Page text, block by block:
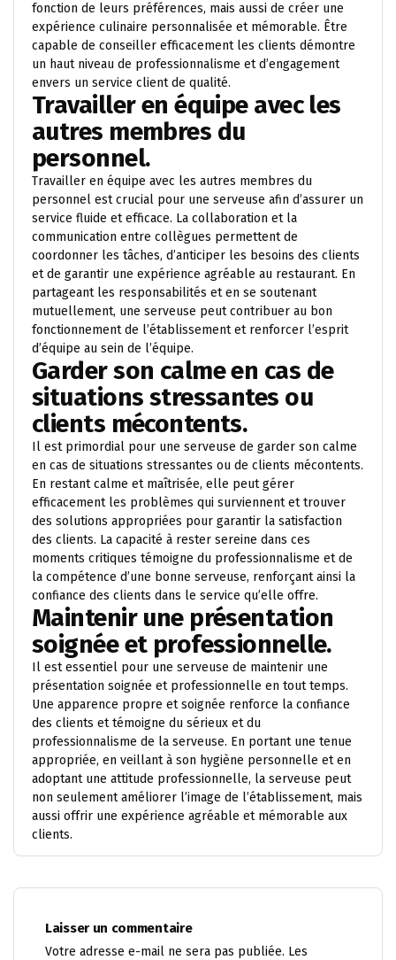
fonction de leurs préférences, mais aussi de créer une
expérience culinaire personnalisée et mémorable. Être
capable de conseiller efficacement les clients démontre
un haut niveau de professionnalisme et d’engagement
envers un service client de qualité.
Travailler en équipe avec les
autres membres du
personnel.
Travailler en équipe avec les autres membres du
personnel est crucial pour une serveuse afin d’assurer un
service fluide et efficace. La collaboration et la
communication entre collègues permettent de
coordonner les tâches, d’anticiper les besoins des clients
et de garantir une expérience agréable au restaurant. En
partageant les responsabilités et en se soutenant
mutuellement, une serveuse peut contribuer au bon
fonctionnement de l’établissement et renforcer l’esprit
d’équipe au sein de l’équipe.
Garder son calme en cas de
situations stressantes ou
clients mécontents.
Il est primordial pour une serveuse de garder son calme
en cas de situations stressantes ou de clients mécontents.
En restant calme et maîtrisée, elle peut gérer
efficacement les problèmes qui surviennent et trouver
des solutions appropriées pour garantir la satisfaction
des clients. La capacité à rester sereine dans ces
moments critiques témoigne du professionnalisme et de
la compétence d’une bonne serveuse, renforçant ainsi la
confiance des clients dans le service qu’elle offre.
Maintenir une présentation
soignée et professionnelle.
Il est essentiel pour une serveuse de maintenir une
présentation soignée et professionnelle en tout temps.
Une apparence propre et soignée renforce la confiance
des clients et témoigne du sérieux et du
professionnalisme de la serveuse. En portant une tenue
appropriée, en veillant à son hygiène personnelle et en
adoptant une attitude professionnelle, la serveuse peut
non seulement améliorer l’image de l’établissement, mais
aussi offrir une expérience agréable et mémorable aux
clients.
Laisser un commentaire
Votre adresse e-mail ne sera pas publiée. Les